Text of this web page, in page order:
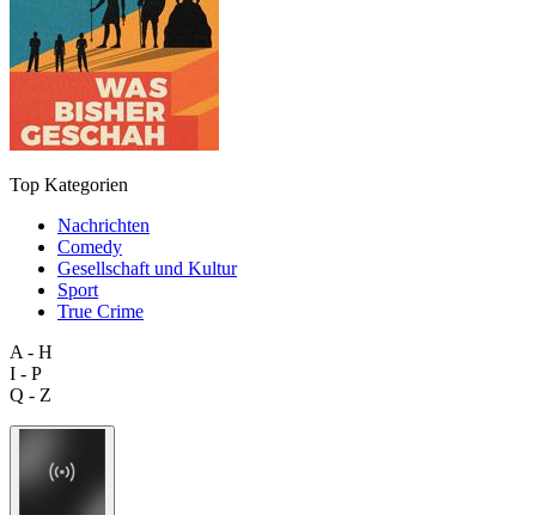
Top Kategorien
Nachrichten
Comedy
Gesellschaft und Kultur
Sport
True Crime
A - H
I - P
Q - Z